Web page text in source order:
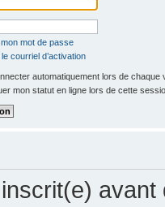
mon mot de passe
courriel d’activation
automatiquement lors de chaque
mon statut en ligne lors de cette
avant